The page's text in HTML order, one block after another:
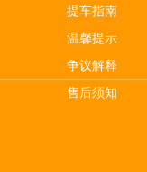
提车指南
温馨提示
争议解释
售后须知